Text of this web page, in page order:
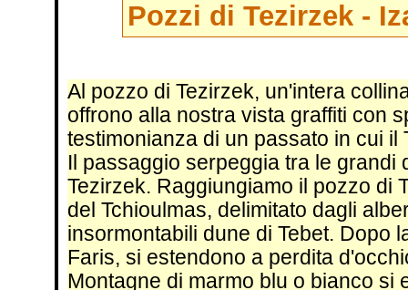
Pozzi di Tezirzek -
Al pozzo di Tezirzek, un'intera
offrono alla nostra vista graffiti con
testimonianza di un passato in cui
Il passaggio serpeggia tra le grandi
Tezirzek. Raggiungiamo il pozzo di
del Tchioulmas, delimitato dagli
insormontabili dune di Tebet. Dopo
Faris, si estendono a perdita
Montagne di marmo blu o bianco si